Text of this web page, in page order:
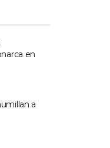
en
a